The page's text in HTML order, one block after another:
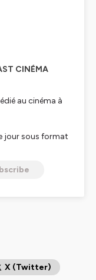
CINÉMA
au cinéma à
jour sous format
l’écran, au
été
cheffes-
X (Twitter)